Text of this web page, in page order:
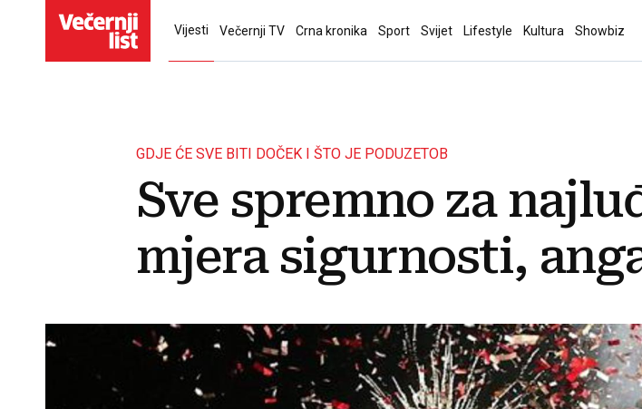
Vijesti Večernji TV Crna kronika Sport Svijet Lifestyle Kultura Showbiz
GDJE ĆE SVE BITI DOČEK I ŠTO JE PODUZETOB
Sve spremno za
mjera sigurnosti,